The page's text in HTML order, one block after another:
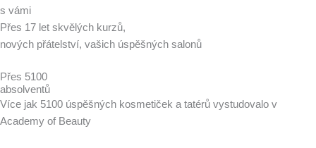
s vámi
Přes 17 let skvělých kurzů,
nových přátelství, vašich úspěšných salonů
Přes 5100
absolventů
Více jak 5100 úspěšných kosmetiček a tatérů vystudovalo v
Academy of Beauty